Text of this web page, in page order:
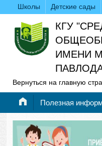
Школы Детские сады
КГУ
ИМЕНИ
Вернуться на главную
Полезная